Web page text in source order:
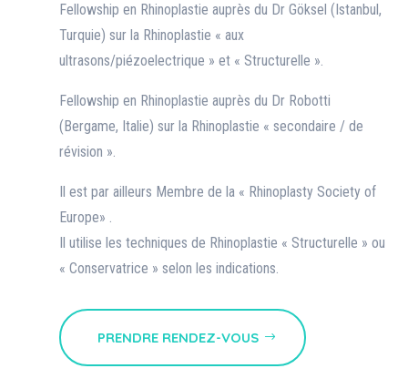
Fellowship en Rhinoplastie auprès du Dr Göksel (Istanbul,
Turquie) sur la Rhinoplastie « aux
ultrasons/piézoelectrique » et « Structurelle ».
Fellowship en Rhinoplastie auprès du Dr Robotti
(Bergame, Italie) sur la Rhinoplastie « secondaire / de
révision ».
Il est par ailleurs Membre de la « Rhinoplasty Society of
Europe» .
Il utilise les techniques de Rhinoplastie « Structurelle » ou
« Conservatrice » selon les indications.
PRENDRE RENDEZ-VOUS